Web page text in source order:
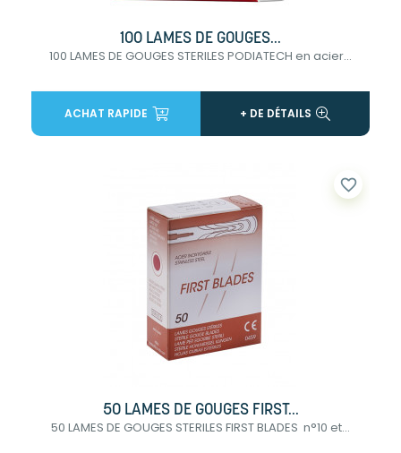
100 LAMES DE GOUGES...
100 LAMES DE GOUGES STERILES PODIATECH en acier...
ACHAT RAPIDE + DE DÉTAILS
favorite_border
50 LAMES DE GOUGES FIRST...
50 LAMES DE GOUGES STERILES FIRST BLADES n°10 et...